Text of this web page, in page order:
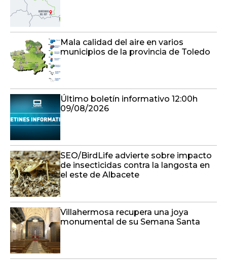
Mala calidad del aire en varios
municipios de la provincia de Toledo
Último boletín informativo 12:00h
09/08/2026
SEO/BirdLife advierte sobre impacto
de insecticidas contra la langosta en
el este de Albacete
Villahermosa recupera una joya
monumental de su Semana Santa